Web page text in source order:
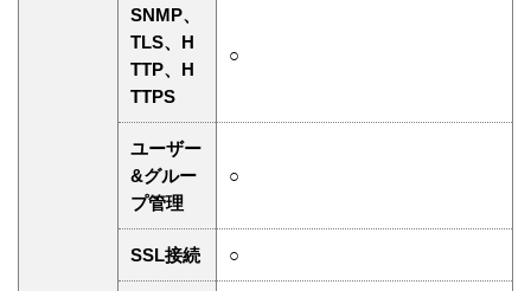
SNMP、
TLS、H
TTP、H
TTPS
○
ユーザー
&グルー
プ管理
○
SSL接続 ○